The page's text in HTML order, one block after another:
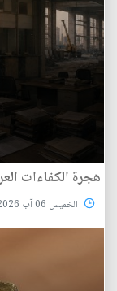
هجرة الكفاءات
الخميس 06 آب 2026